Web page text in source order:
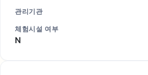
관리기관
체험시설 여부
N